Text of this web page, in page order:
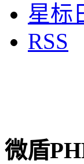
星标
RSS
微盾